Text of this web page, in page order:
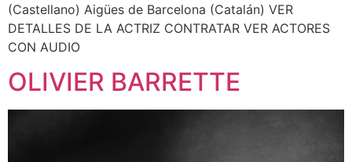
(Castellano) Aigües de Barcelona (Catalán) VER
DETALLES DE LA ACTRIZ CONTRATAR VER ACTORES
CON AUDIO
OLIVIER BARRETTE